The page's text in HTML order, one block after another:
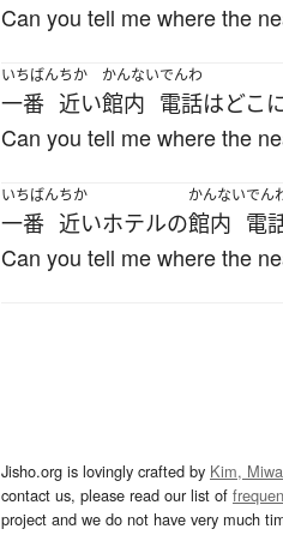
Can you tell me where the
いちばん
一番
ちか
近い
かんない
館内
でんわ
電話はどこ
Can you tell me where the
いちばん
一番
ちか
近いホテルの
かんない
館内
でん
電
Can you tell me where the
Jisho.org is lovingly crafted by Kim,
contact us, please read our list of
project and we do not have very much